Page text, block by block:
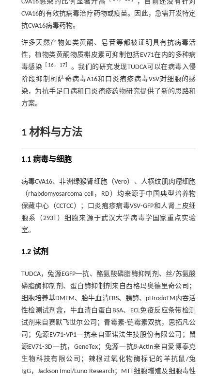
CVA16感染的比例显著升高
，目前还没有针对
CVA16的有效抗病毒治疗药物或疫苗。因此，急需开发特定
抗CVA16病毒药物。
许多天然产物如类黄酮、皂苷等都被证明具有抗病毒活
性，植物类黄酮物质槲皮素可抑制包括EV71在内的多种病
毒感染
16， 17］ 。我们的研究发现TUDCA可以在病毒入侵
阶段抑制柯萨奇病毒A16和口炎疱疹病毒VSV对细胞的感
染，为抗手足口病和口炎疱疹药物研究提供了新的思路和
方案。
1 材料与方法
1.1 病毒与细胞
病毒CVA16、非洲绿猴肾细胞（Vero）、人横纹肌肉瘤细胞
（rhabdomyosarcoma cell，RD）均来源于中国典型培养物
保藏中心（CCTCC）；口炎疱疹病毒VSV⁃GFP和人肾上皮细
胞系（293T）细胞来源于武汉大学病毒学国家重点实验
室。
1.2 试剂
TUDCA，兔源EGFP一抗、酪氨酸磷脂酶抑制剂、丝/苏氨酸
磷脂酶抑制剂、蛋白酶抑制剂来自西格玛奥德里奇公司；
细胞培养基DMEM、胎牛血清FBS、胰酶、pHrodoTM内吞活
性检测试剂盒，牛血清白蛋白BSA、ECL免疫反应条带检测
试剂来自赛默飞世尔公司；青霉素⁃链霉素双抗，思拓凡公
司；兔源EV71⁃VP1一抗来自亚诺法生技股份有限公司；鼠
源EV71⁃3D一抗，GeneTex；兔源一抗β⁃Actin来自爱博泰克
生物科技有限公司；辣根过氧化物酶标记的羊抗鼠/兔
IgG，Jackson Imol/Luno Research；MTT细胞增殖及细胞毒性